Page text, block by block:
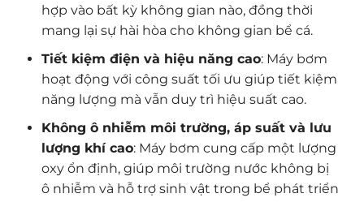
hợp vào bất kỳ không gian nào, đồng thời
mang lại sự hài hòa cho không gian bể cá.
Tiết kiệm điện và hiệu năng cao: Máy bơm
hoạt động với công suất tối ưu giúp tiết kiệm
năng lượng mà vẫn duy trì hiệu suất cao.
Không ô nhiễm môi trường, áp suất và lưu
lượng khí cao: Máy bơm cung cấp một lượng
oxy ổn định, giúp môi trường nước không bị
ô nhiễm và hỗ trợ sinh vật trong bể phát triển